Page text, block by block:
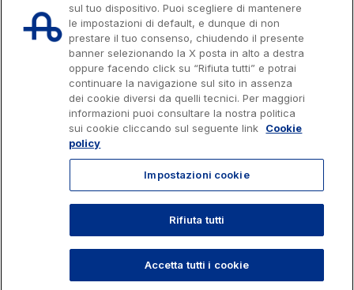
Capitale sociale € 622.027.000,00 interamente versato
Codice fiscale e n. di iscrizione al Registro delle Imprese di Roma
C.C.I.A.A. Roma n. 1037417 - P.IVA: 07516911000 - Sede Legale: via A.
Progetto e realizzazione Autostrade per l'Italia © 2026 Autostrade per
803.111 info@autostrade.it
Cookies Accessibilità Whistleblowing Lavora con noi
sul tuo dispositivo. Puoi scegliere di mantenere
le impostazioni di default, e dunque di non
prestare il tuo consenso, chiudendo il presente
banner selezionando la X posta in alto a destra
oppure facendo click su “Rifiuta tutti” e potrai
continuare la navigazione sul sito in assenza
dei cookie diversi da quelli tecnici. Per maggiori
informazioni puoi consultare la nostra politica
sui cookie cliccando sul seguente link
Cookie
policy
Impostazioni cookie
Rifiuta tutti
Accetta tutti i cookie